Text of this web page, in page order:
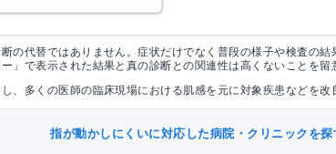
断の代替ではありません。症状だけでなく普段の様子や検査の
」で表示された結果と真の診断との関連性は高くないことを留
、多くの医師の臨床現場における肌感を元に対象疾患などを改
指が動かしにくいに対応した病院・クリニックを探